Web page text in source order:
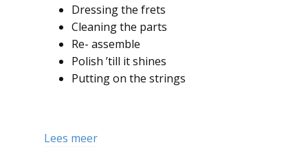
Dressing the frets
Cleaning the parts
Re- assemble
Polish ’till it shines
Putting on the strings
Lees meer